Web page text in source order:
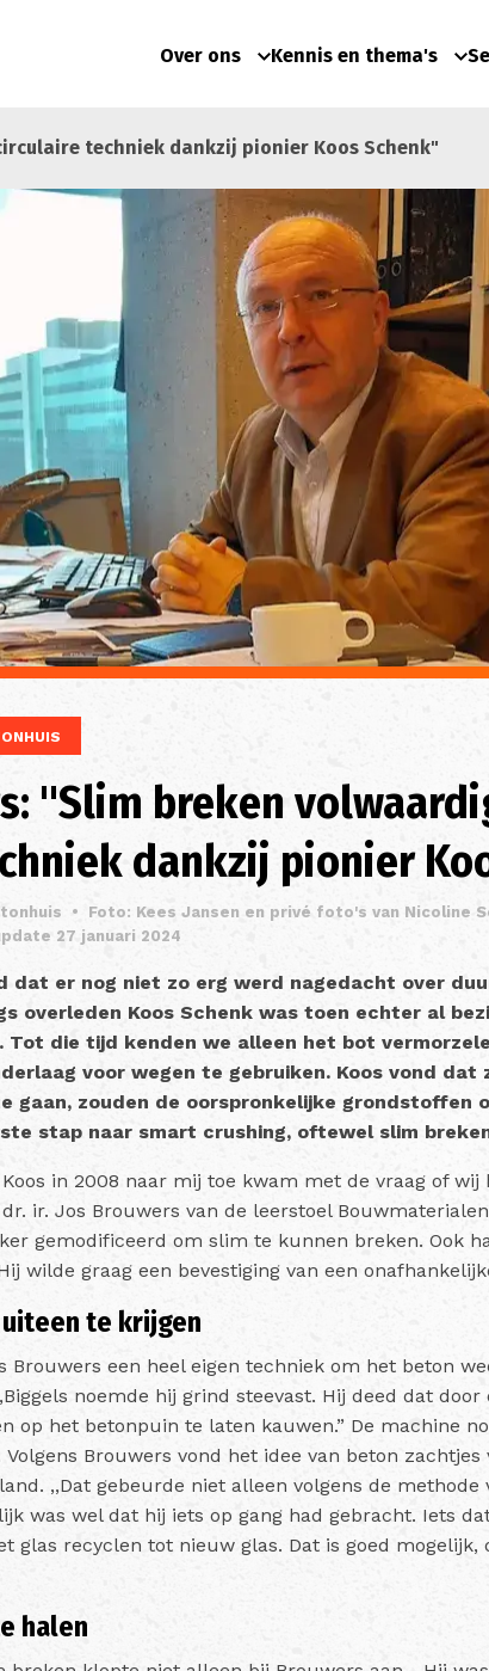
Over ons Kennis en thema's
techniek dankzij pionier Koos Schenk"
"Slim breken
dankzij pionier
• Foto: Kees Jansen en privé foto's van Nicoline
27 januari 2024
dat er nog niet zo erg werd nagedacht over
overleden Koos Schenk was toen echter al
Tot die tijd kenden we alleen het bot
voor wegen te gebruiken. Koos vond dat
gaan, zouden de oorspronkelijke grondstoffen
stap naar smart crushing, oftewel slim
in 2008 naar mij toe kwam met de vraag of wij
ir. Jos Brouwers van de leerstoel
gemodificeerd om slim te kunnen breken. Ook
wilde graag een bevestiging van een
te krijgen
Brouwers een heel eigen techniek om het beton
noemde hij grind steevast. Hij deed dat
op het betonpuin te laten kauwen.” De machine
Volgens Brouwers vond het idee van beton
,,Dat gebeurde niet alleen volgens de methode
was wel dat hij iets op gang had gebracht. Iets
glas recyclen tot nieuw glas. Dat is goed mogelijk,
halen